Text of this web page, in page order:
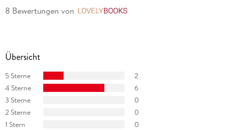
Volker Seitz [. . .] ist ein intimer Kenner des Kontinents. In
Beispiele deutlich, woran es Afrika und der westlichen Politik
gebricht. Ullrich Riedler, Hessische/Niedersächsische
Allgemeine
Ein interessantes Resümee der Entwicklungspolitik
8 Bewertungen von
Übersicht
5 Sterne
2
4 Sterne
6
3 Sterne
0
2 Sterne
0
1 Stern
0